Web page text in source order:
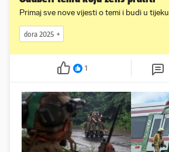
Primaj sve nove vijesti o temi i budi u tijeku
dora 2025
1